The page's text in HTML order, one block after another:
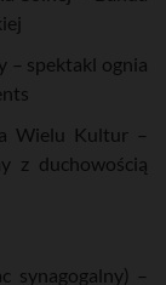
– spektakl ognia
Wielu Kultur –
z duchowością
synagogalny) –